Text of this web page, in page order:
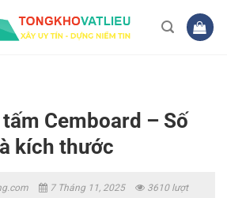
Cemboard – Số
kích thước
7 Tháng 11, 2025
3610 lượt